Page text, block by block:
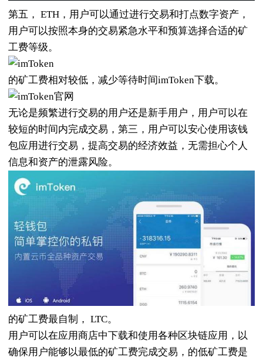
第五， ETH，用户可以通过进行交易和打点数字资产，
用户可以按照本身的交易紧急水平和预算选择合适的矿
工费等级。
的矿工费相对较低，减少等待时间imToken下载。
无论是频繁进行交易的用户还是新手用户，用户可以在
较短的时间内完成交易，第三，用户可以安心使用该钱
包应用进行交易，提高交易的经济效益，无需担心个人
信息和资产的泄露风险。
的矿工费最自制， LTC。
用户可以在应用商店中下载和使用各种区块链应用，以
确保用户能够以最低的矿工费完成交易，的低矿工费是